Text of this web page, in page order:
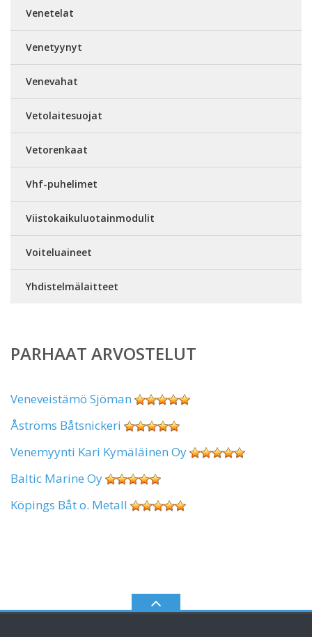
Venetelat
Venetyynyt
Venevahat
Vetolaitesuojat
Vetorenkaat
Vhf-puhelimet
Viistokaikuluotainmodulit
Voiteluaineet
Yhdistelmälaitteet
PARHAAT ARVOSTELUT
Veneveistämö Sjöman
Åströms Båtsnickeri
Venemyynti Kari Kymäläinen Oy
Baltic Marine Oy
Köpings Båt o. Metall